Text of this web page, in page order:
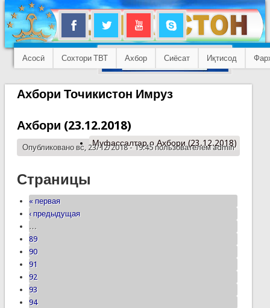
Асосӣ Сохтори ТВТ Ахбор Сиёсат Иқтисод
Ахбори Точикистон Имруз
Ахбори (23.12.2018)
Опубликовано вс, 23/12/2018 - 19:45 пользователемadmin
Муфассалтаро Ахбори (23.12.2018)
Страницы
« первая
‹ предыдущая
…
89
90
91
92
93
94